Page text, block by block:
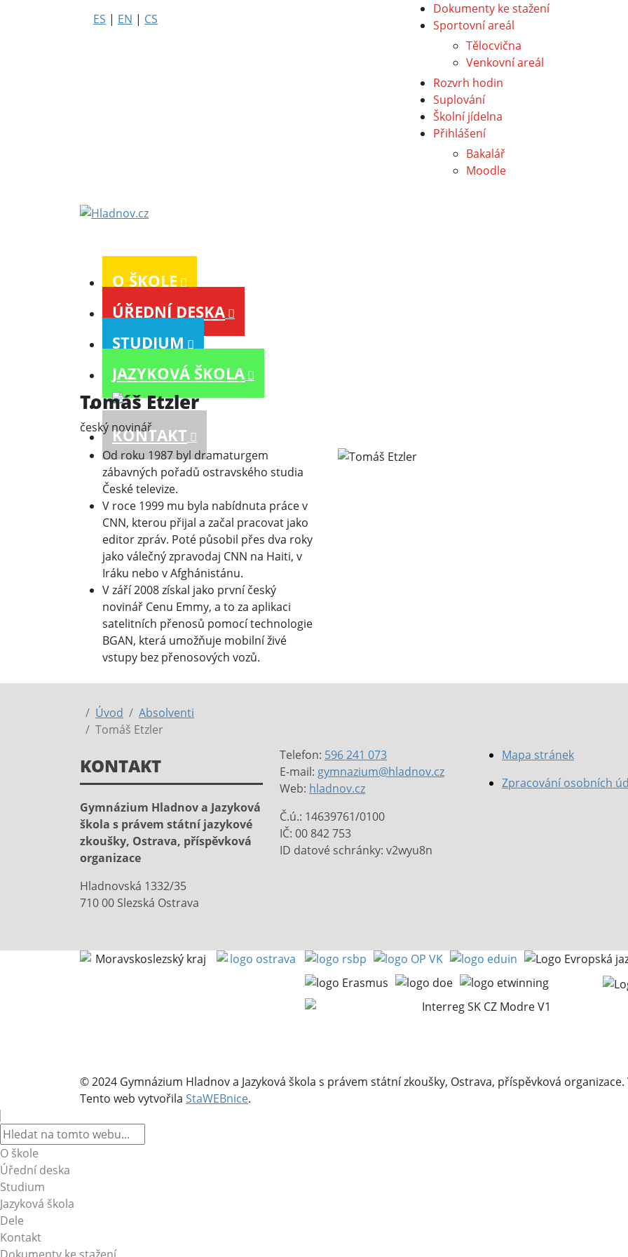
ES | EN | CS
Dokumenty ke stažení
Sportovní areál
Tělocvična
Venkovní areál
Rozvrh hodin
Suplování
Školní jídelna
Přihlášení
Bakalář
Moodle
O ŠKOLE
ÚŘEDNÍ DESKA
STUDIUM
JAZYKOVÁ ŠKOLA
KONTAKT
Tomáš Etzler
český novinář
Od roku 1987 byl dramaturgem
zábavných pořadů ostravského studia
České televize.
V roce 1999 mu byla nabídnuta práce v
CNN, kterou přijal a začal pracovat jako
editor zpráv. Poté působil přes dva roky
jako válečný zpravodaj CNN na Haiti, v
Iráku nebo v Afghánistánu.
V září 2008 získal jako první český
novinář Cenu Emmy, a to za aplikaci
satelitních přenosů pomocí technologie
BGAN, která umožňuje mobilní živé
vstupy bez přenosových vozů.
Úvod
Absolventi
Tomáš Etzler
KONTAKT
Gymnázium Hladnov a Jazyková
škola s právem státní jazykové
zkoušky, Ostrava, příspěvková
organizace
Hladnovská 1332/35
710 00 Slezská Ostrava
Telefon: 596 241 073
E-mail: gymnazium@hladnov.cz
Web: hladnov.cz
Č.ú.: 14639761/0100
IČ: 00 842 753
ID datové schránky: v2wyu8n
Mapa stránek
Zpracování osobních
© 2024 Gymnázium Hladnov a Jazyková škola s právem státní zkoušky, Ostrava, příspěvková
Tento web vytvořila StaWEBnice.
O škole
Úřední deska
Studium
Jazyková škola
Dele
Kontakt